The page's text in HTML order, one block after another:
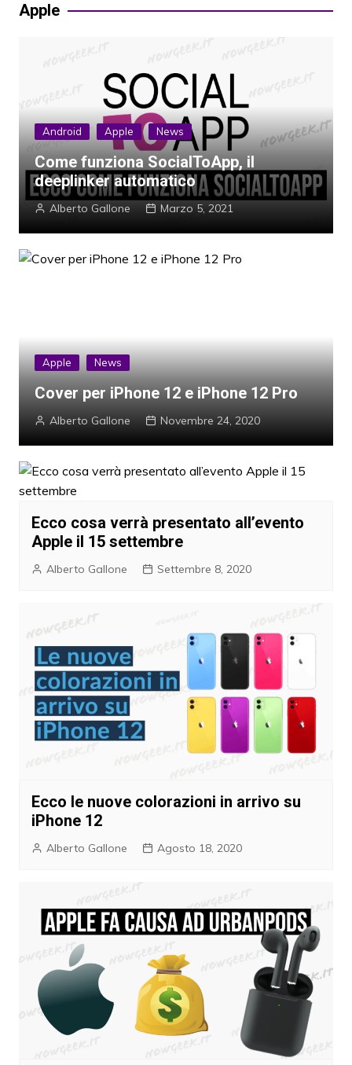
Apple
Android Apple News
Come funziona SocialToApp, il
deeplinker automatico
Alberto Gallone Marzo 5, 2021
Apple News
Cover per iPhone 12 e iPhone 12 Pro
Alberto Gallone Novembre 24, 2020
Ecco cosa verrà presentato all’evento
Apple il 15 settembre
Alberto Gallone Settembre 8, 2020
Ecco le nuove colorazioni in arrivo su
iPhone 12
Alberto Gallone Agosto 18, 2020